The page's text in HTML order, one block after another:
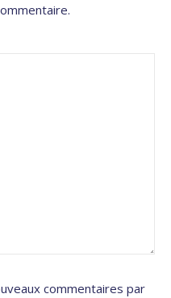
commentaires par